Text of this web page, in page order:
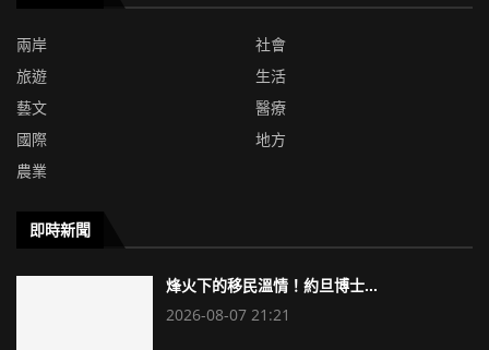
兩岸
社會
旅遊
生活
藝文
醫療
國際
地方
農業
即時新聞
烽火下的移民溫情！約旦博士...
2026-08-07 21:21